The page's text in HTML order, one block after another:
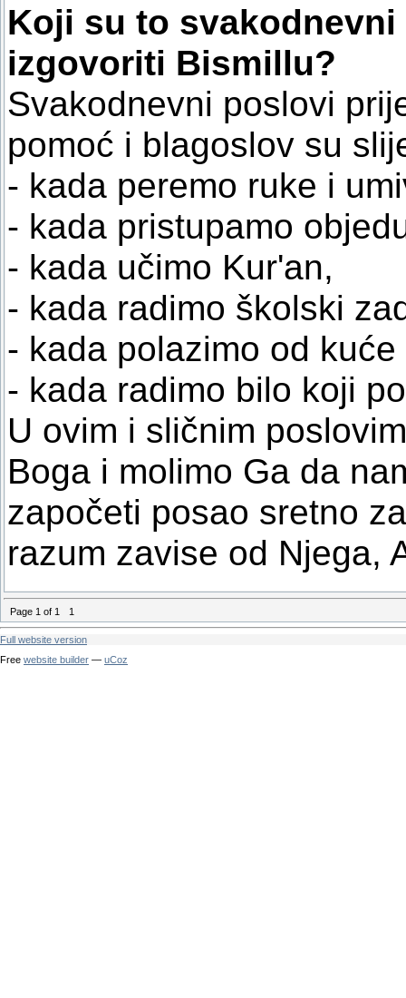
Koji su to
izgovoriti Bismillu?
Svakodnevni poslovi
pomoć i blagoslov su
- kada peremo ruke i
- kada pristupamo
- kada učimo Kur'an,
- kada radimo školski
- kada polazimo od
- kada radimo bilo koji
U ovim i sličnim
Boga i molimo Ga da
započeti posao sretno
razum zavise od Njega,
Page 1 of 1 1
Full website version
Free website builder — uCoz